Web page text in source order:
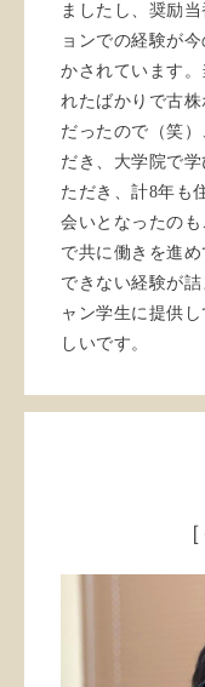
ましたし、奨励
ョンでの経験が
かされています
れたばかりで古
だったので（笑
だき、大学院で
ただき、計8年も
会いとなったの
で共に働きを進
できない経験が
ャン学生に提供
しいです。